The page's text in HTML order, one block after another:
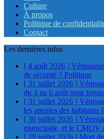
Culture
À propos
Politique de
Contact
Les dernières infos
[ 4 août 2026 ]
de sécurité ? Politique
[ 31 juillet 2026 ]
du 4 au 6 août pour
[ 31 juillet 2026 ]
les attentes des habitants
[ 30 juillet 2026 ]
municipale, et le CMOV
[ 29 juillet 2026 ] Mort